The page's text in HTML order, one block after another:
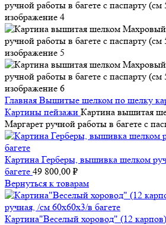
Главная Вышитые шелком по шелку
Картины пейзажи Картина вышитая
Маргарет ручной работы в багете с
Картина Герберы, вышивка шелком
багете 49 800,00 ₽
Вернуться к товарам
Картина"Веселый хоровод" (12